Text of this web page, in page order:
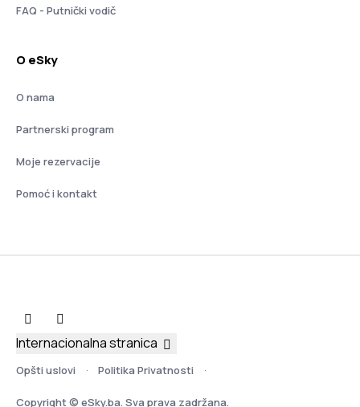
FAQ - Putnički vodič
O eSky
O nama
Partnerski program
Moje rezervacije
Pomoć i kontakt
Opšti uslovi Politika Privatnosti
Copyright © eSky.ba. Sva prava zadržana.
Internacionalna stranica